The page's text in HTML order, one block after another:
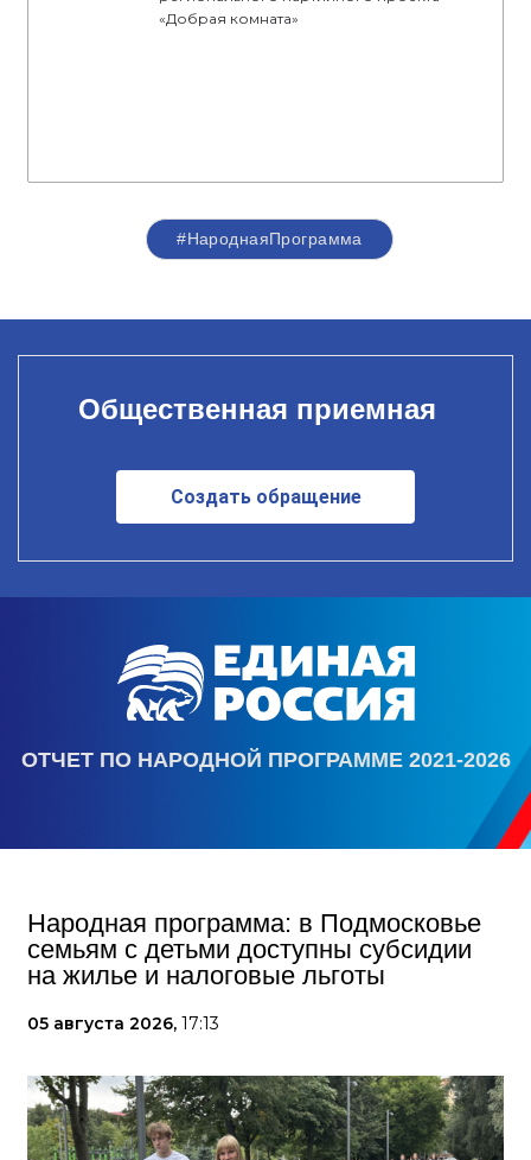
«Добрая комната»
#НароднаяПрограмма
Общественная приемная
Создать обращение
ОТЧЕТ ПО НАРОДНОЙ ПРОГРАММЕ 2021-2026
Народная программа: в Подмосковье
семьям с детьми доступны субсидии
на жилье и налоговые льготы
05 августа 2026, 17:13